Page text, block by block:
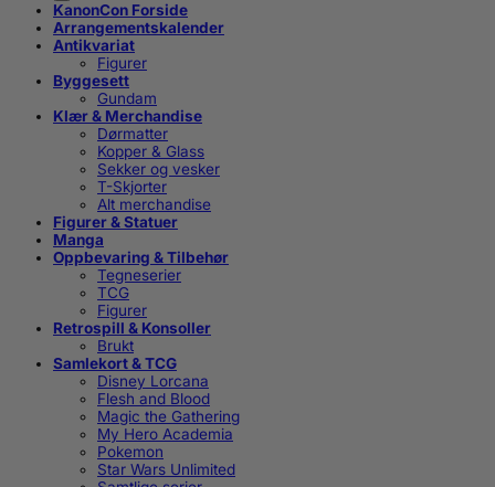
KanonCon Forside
Arrangementskalender
Antikvariat
Figurer
Byggesett
Gundam
Klær & Merchandise
Dørmatter
Kopper & Glass
Sekker og vesker
T-Skjorter
Alt merchandise
Figurer & Statuer
Manga
Oppbevaring & Tilbehør
Tegneserier
TCG
Figurer
Retrospill & Konsoller
Brukt
Samlekort & TCG
Disney Lorcana
Flesh and Blood
Magic the Gathering
My Hero Academia
Pokemon
Star Wars Unlimited